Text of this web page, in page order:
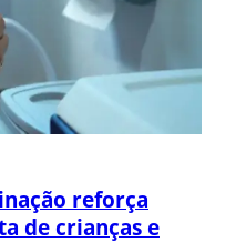
reforça
de crianças e